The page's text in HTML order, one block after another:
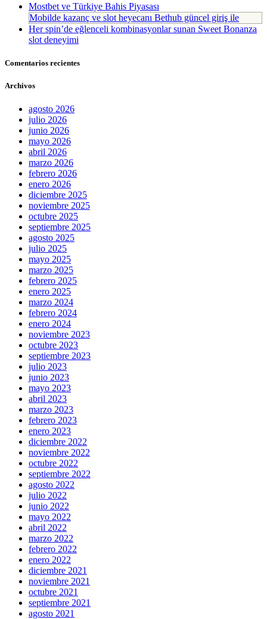
Mostbet ve Türkiye Bahis Piyasası
Mobilde kazanç ve slot heyecanı Bethub güncel giriş ile
Her spin’de eğlenceli kombinasyonlar sunan Sweet Bonanza
slot deneyimi
Comentarios recientes
Archivos
agosto 2026
julio 2026
junio 2026
mayo 2026
abril 2026
marzo 2026
febrero 2026
enero 2026
diciembre 2025
noviembre 2025
octubre 2025
septiembre 2025
agosto 2025
julio 2025
mayo 2025
marzo 2025
febrero 2025
enero 2025
marzo 2024
febrero 2024
enero 2024
noviembre 2023
octubre 2023
septiembre 2023
julio 2023
junio 2023
mayo 2023
abril 2023
marzo 2023
febrero 2023
enero 2023
diciembre 2022
noviembre 2022
octubre 2022
septiembre 2022
agosto 2022
julio 2022
junio 2022
mayo 2022
abril 2022
marzo 2022
febrero 2022
enero 2022
diciembre 2021
noviembre 2021
octubre 2021
septiembre 2021
agosto 2021